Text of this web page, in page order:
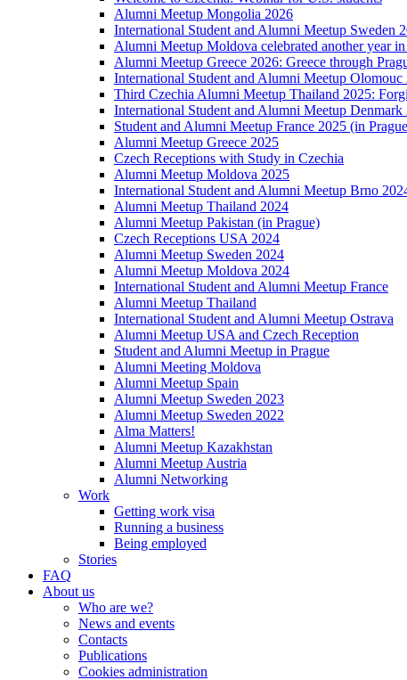
Alumni Meetup Mongolia 2026
International Student and Alumni Meetup Sweden
Alumni Meetup Moldova celebrated another year
Alumni Meetup Greece 2026: Greece through
International Student and Alumni Meetup Olomouc
Third Czechia Alumni Meetup Thailand 2025:
International Student and Alumni Meetup Denmark
Student and Alumni Meetup France 2025 (in
Alumni Meetup Greece 2025
Czech Receptions with Study in Czechia
Alumni Meetup Moldova 2025
International Student and Alumni Meetup Brno
Alumni Meetup Thailand 2024
Alumni Meetup Pakistan (in Prague)
Czech Receptions USA 2024
Alumni Meetup Sweden 2024
Alumni Meetup Moldova 2024
International Student and Alumni Meetup France
Alumni Meetup Thailand
International Student and Alumni Meetup Ostrava
Alumni Meetup USA and Czech Reception
Student and Alumni Meetup in Prague
Alumni Meeting Moldova
Alumni Meetup Spain
Alumni Meetup Sweden 2023
Alumni Meetup Sweden 2022
Alma Matters!
Alumni Meetup Kazakhstan
Alumni Meetup Austria
Alumni Networking
Work
Getting work visa
Running a business
Being employed
Stories
FAQ
About us
Who are we?
News and events
Contacts
Publications
Cookies administration